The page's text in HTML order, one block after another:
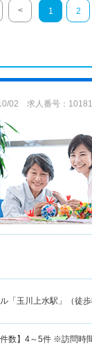
< 1 2
02 求人番号：
「玉川上水駅」（徒
数】4～5件 ※訪問時